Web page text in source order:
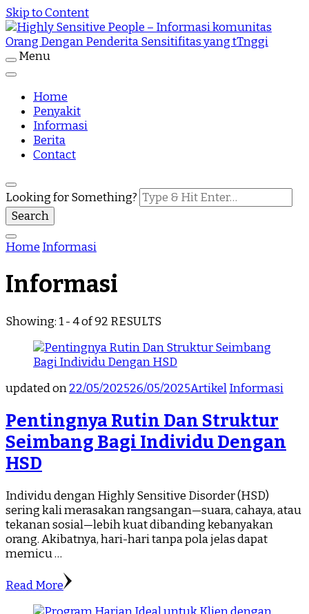
Skip to Content
Highly Sensitive People – Informasi
komunitas Orang Dengan Penderita
Sensitifitas yang tTnggi
Penderita Sensitifitas yang tTnggi
Menu
Home
Penyakit
Informasi
Berita
Contact
Looking for Something?
Home Informasi
Informasi
Showing: 1 - 4 of 92 RESULTS
updated on22/05/202526/05/2025ArtikelInformasi
Pentingnya Rutin Dan Struktur
Seimbang Bagi Individu Dengan
HSD
Individu dengan Highly Sensitive Disorder (HSD)
sering kali merasakan rangsangan—suara, cahaya, atau
tekanan sosial—lebih kuat dibanding kebanyakan
orang. Akibatnya, hari-hari tanpa pola jelas dapat
memicu …
Read More